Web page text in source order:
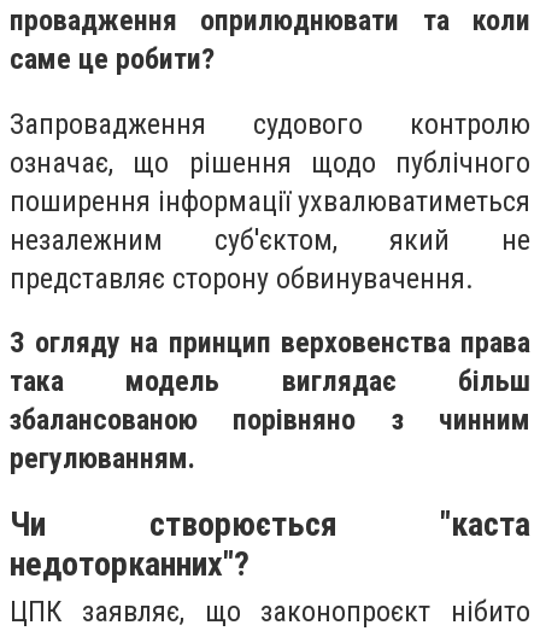
провадження оприлюднювати та коли
саме це робити?
Запровадження судового контролю
означає, що рішення щодо публічного
поширення інформації ухвалюватиметься
незалежним суб'єктом, який не
представляє сторону обвинувачення.
З огляду на принцип верховенства права
така модель виглядає більш
збалансованою порівняно з чинним
регулюванням.
Чи створюється "каста
недоторканних"?
ЦПК заявляє, що законопроєкт нібито